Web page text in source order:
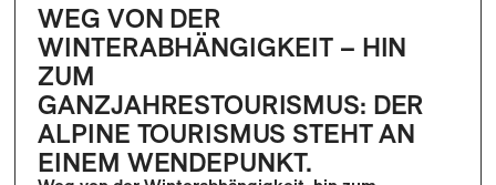
WEG VON DER
WINTERABHÄNGIGKEIT – HIN
ZUM
GANZJAHRESTOURISMUS: DER
ALPINE TOURISMUS STEHT AN
EINEM WENDEPUNKT.